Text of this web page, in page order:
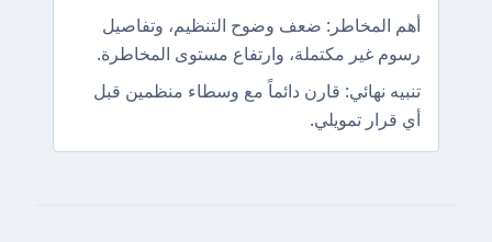
أهم المخاطر: ضعف وضوح التنظيم، وتفاصيل
رسوم غير مكتملة، وارتفاع مستوى المخاطرة.
تنبيه نهائي: قارن دائماً مع وسطاء منظمين قبل
أي قرار تمويلي.